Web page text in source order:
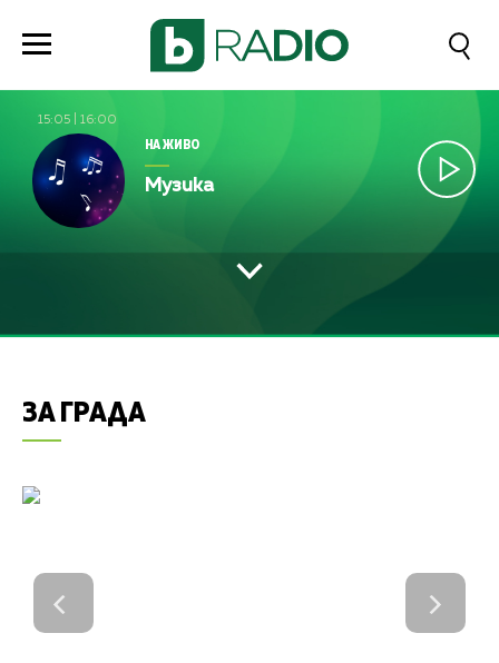
15:05 16:00
НА ЖИВО
Музика
ЗА ГРАДА